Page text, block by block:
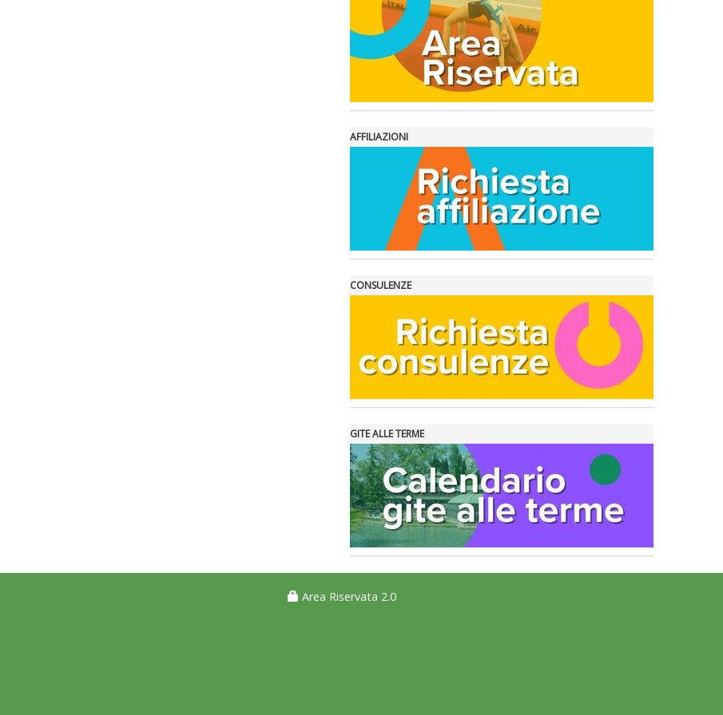
AFFILIAZIONI
CONSULENZE
GITE ALLE TERME
Area Riservata 2.0